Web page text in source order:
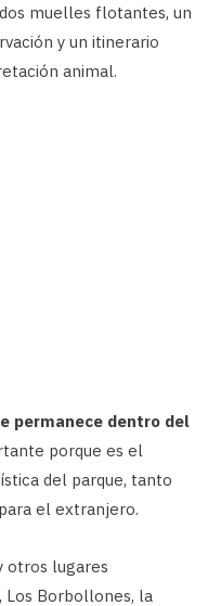
muelles flotantes, un
y un itinerario
animal.
permanece dentro del
porque es el
del parque, tanto
el extranjero.
otros lugares
Los Borbollones, la